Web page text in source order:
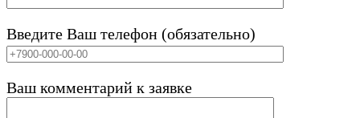
Введите Ваш телефон (обязательно)
Ваш комментарий к заявке